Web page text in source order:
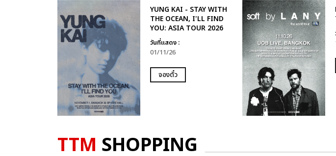
YUNG KAI - STAY WITH
THE OCEAN, I'LL FIND
YOU: ASIA TOUR 2026
วันที่แสดง :
01/11/26
จองตั๋ว
TTM SHOPPING